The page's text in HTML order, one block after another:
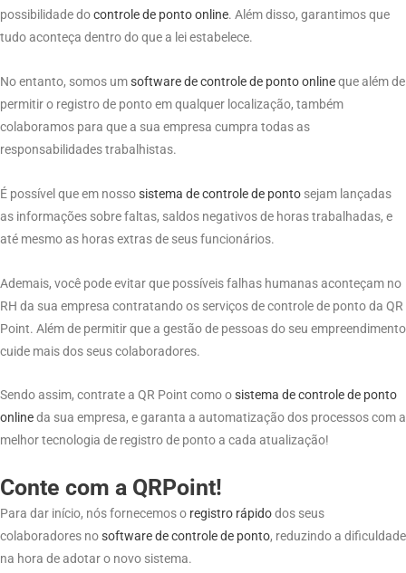
possibilidade docontrolede pontoonline. Além disso, garantimos que
tudo aconteça dentro do que a lei estabelece.
No entanto, somos umsoftwaredecontrole de pontoonlineque além de
permitir o registro de ponto em qualquer localização, também
colaboramos para que a sua empresa cumpra todas as
responsabilidades trabalhistas.
É possível que em nossosistema decontrolede ponto sejam lançadas
as informações sobre faltas, saldos negativos de horas trabalhadas, e
até mesmo as horas extras de seus funcionários.
Ademais, você pode evitar que possíveis falhas humanas aconteçam no
RH da sua empresa contratando os serviços de controle de ponto da QR
Point. Além de permitir que a gestão de pessoas do seu empreendimento
cuide mais dos seus colaboradores.
Sendo assim, contrate a QR Point como osistema decontrolede ponto
onlineda sua empresa, e garanta a automatização dos processos com a
melhor tecnologia de registro de ponto a cada atualização!
Conte com a QRPoint!
Para dar início, nós fornecemos o registro rápidodos seus
colaboradores nosoftwaredecontrolede ponto, reduzindo a dificuldade
na hora de adotar o novo sistema.